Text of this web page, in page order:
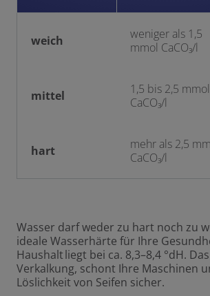
weich
weniger als 1,5
mmol CaCO₃/l
mittel
1,5 bis 2,5 mmol
CaCO₃/l
hart
mehr als 2,5
CaCO₃/l
Wasser darf weder zu hart noch zu
ideale Wasserhärte für Ihre
Haushalt liegt bei ca. 8,3–8,4 °dH.
Verkalkung, schont Ihre Maschinen
Löslichkeit von Seifen sicher.